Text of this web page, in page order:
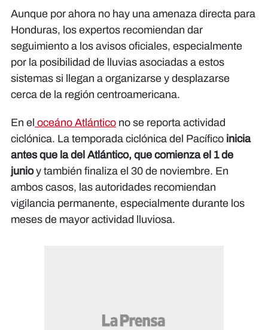
Aunque por ahora no hay una amenaza directa para
Honduras, los expertos recomiendan dar
seguimiento a los avisos oficiales, especialmente
por la posibilidad de lluvias asociadas a estos
sistemas si llegan a organizarse y desplazarse
cerca de la región centroamericana.
En el oceáno Atlántico no se reporta actividad
ciclónica. La temporada ciclónica del Pacífico inicia
antes que la del Atlántico, que comienza el 1 de
junioy también finaliza el 30 de noviembre. En
ambos casos, las autoridades recomiendan
vigilancia permanente, especialmente durante los
meses de mayor actividad lluviosa.